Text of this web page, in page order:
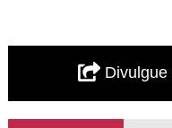
Divulgue